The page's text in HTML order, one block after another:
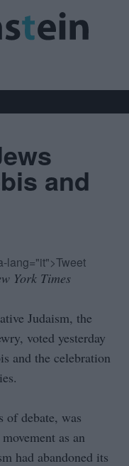
and
lang="it">Tweet
York Times
Judaism, the
voted yesterday
and the celebration
of debate, was
as an
had abandoned its